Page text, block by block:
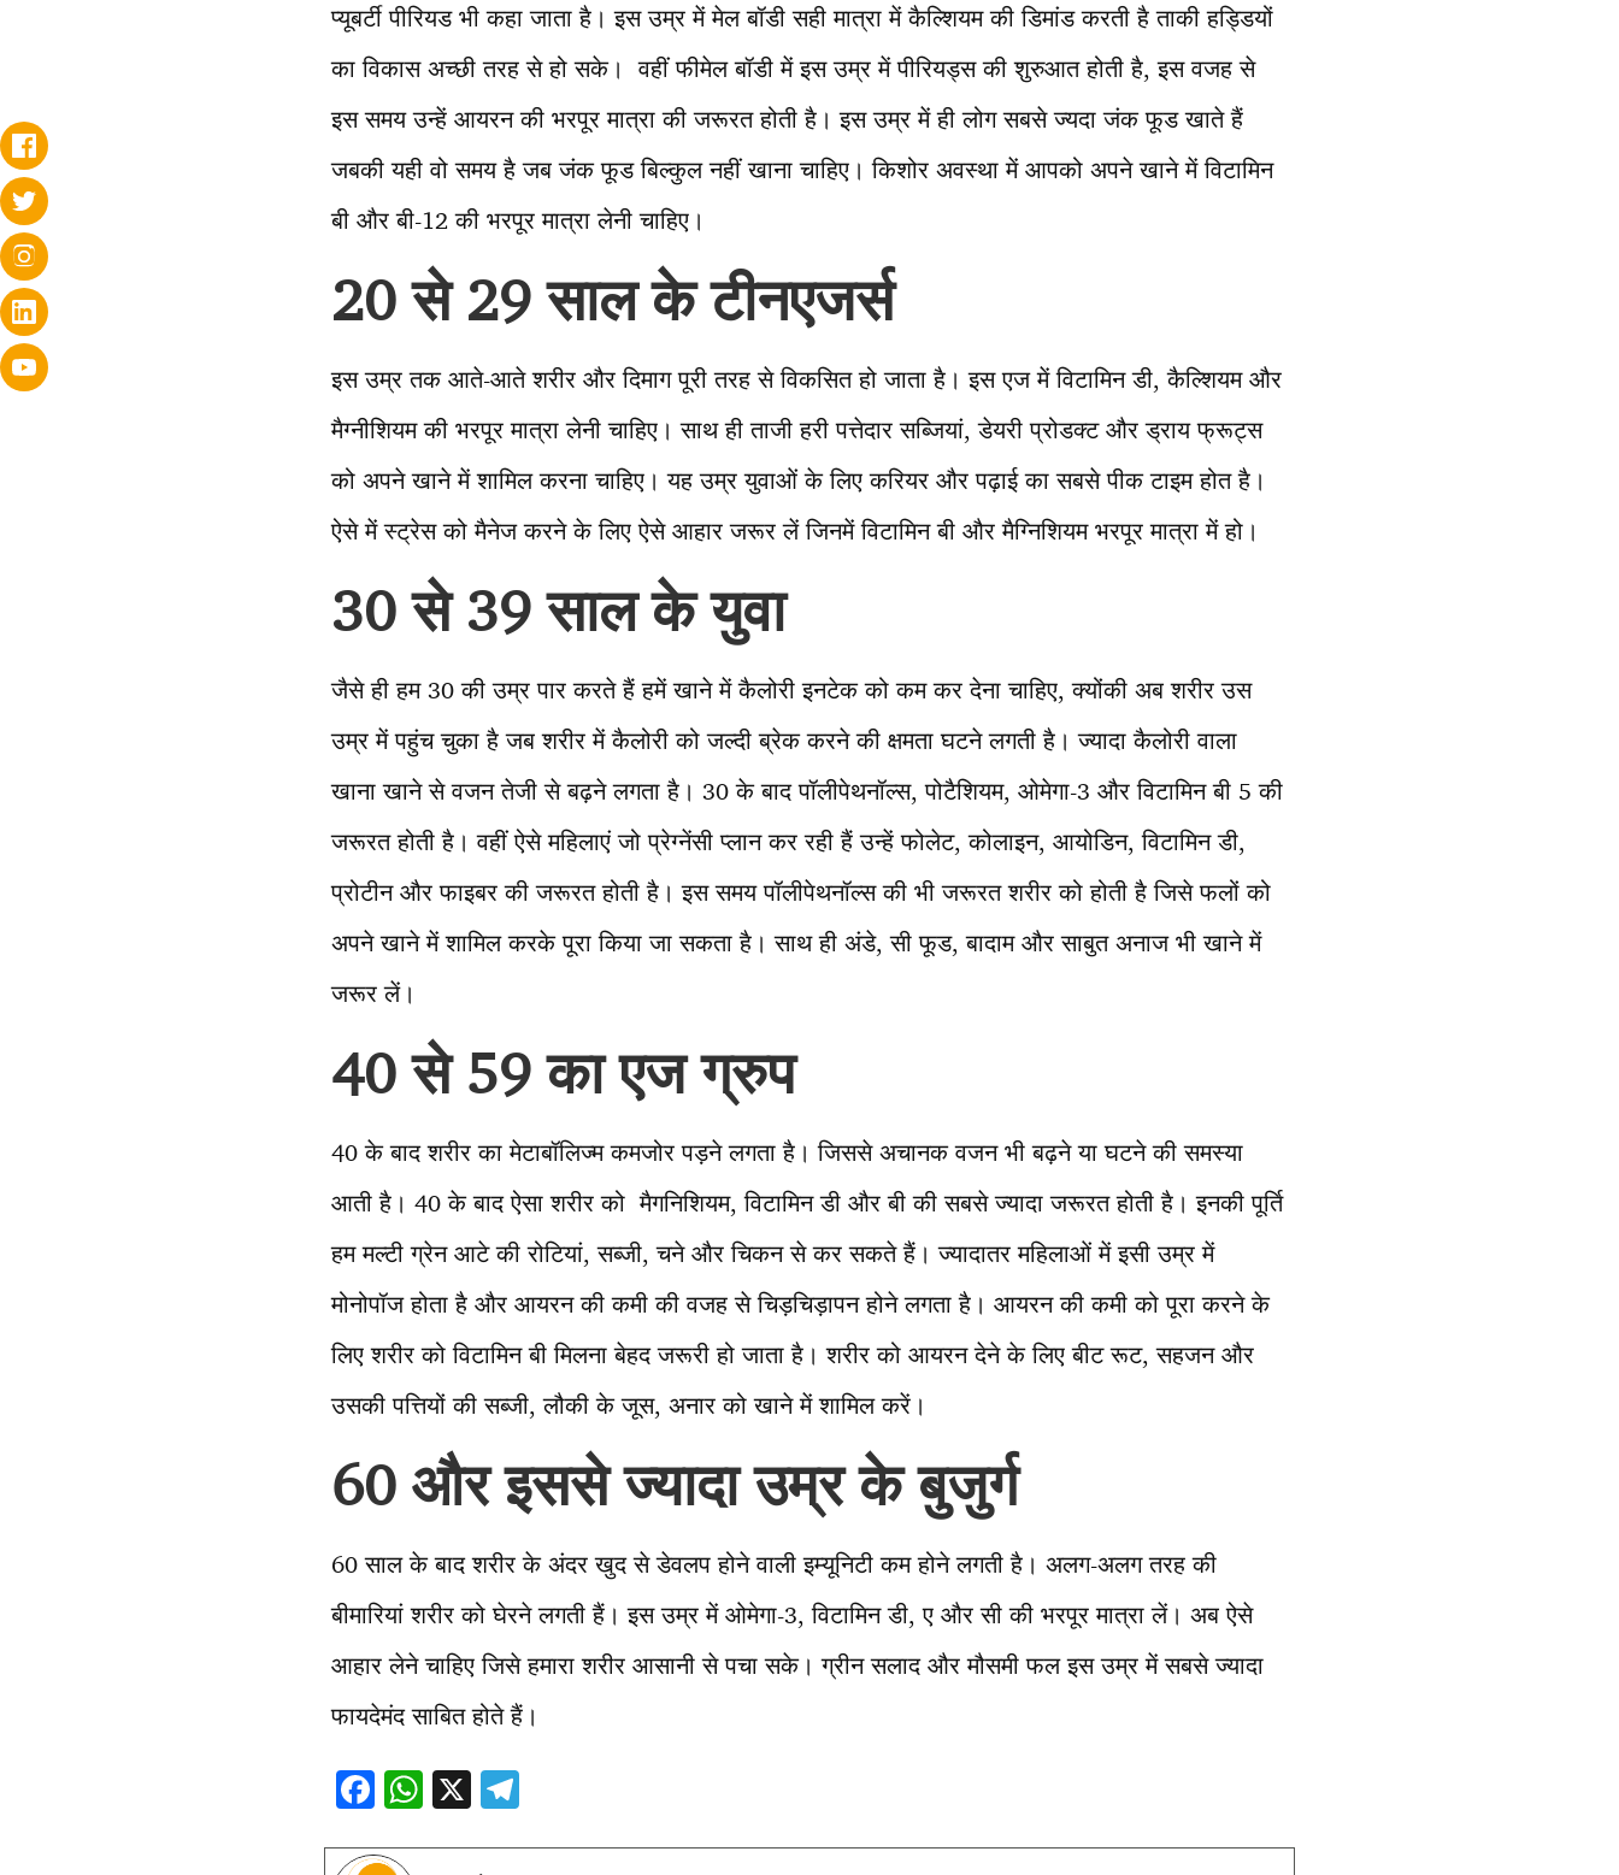
प्यूबर्टी पीरियड भी कहा जाता है। इस उम्र में मेल बॉडी सही मात्रा में कैल्शियम की डिमांड करती है ताकी हड्डियों
का विकास अच्छी तरह से हो सके। वहीं फीमेल बॉडी में इस उम्र में पीरियड्स की शुरुआत होती है, इस वजह से
इस समय उन्हें आयरन की भरपूर मात्रा की जरूरत होती है। इस उम्र में ही लोग सबसे ज्यदा जंक फूड खाते हैं
जबकी यही वो समय है जब जंक फूड बिल्कुल नहीं खाना चाहिए। किशोर अवस्था में आपको अपने खाने में विटामिन
बी और बी-12 की भरपूर मात्रा लेनी चाहिए।
20 से 29 साल के टीनएजर्स
इस उम्र तक आते-आते शरीर और दिमाग पूरी तरह से विकसित हो जाता है। इस एज में विटामिन डी, कैल्शियम और
मैग्नीशियम की भरपूर मात्रा लेनी चाहिए। साथ ही ताजी हरी पत्तेदार सब्जियां, डेयरी प्रोडक्ट और ड्राय फ्रूट्स
को अपने खाने में शामिल करना चाहिए। यह उम्र युवाओं के लिए करियर और पढ़ाई का सबसे पीक टाइम होत है।
ऐसे में स्ट्रेस को मैनेज करने के लिए ऐसे आहार जरूर लें जिनमें विटामिन बी और मैग्निशियम भरपूर मात्रा में हो।
30 से 39 साल के युवा
जैसे ही हम 30 की उम्र पार करते हैं हमें खाने में कैलोरी इनटेक को कम कर देना चाहिए, क्योंकी अब शरीर उस
उम्र में पहुंच चुका है जब शरीर में कैलोरी को जल्दी ब्रेक करने की क्षमता घटने लगती है। ज्यादा कैलोरी वाला
खाना खाने से वजन तेजी से बढ़ने लगता है। 30 के बाद पॉलीपेथनॉल्स, पोटैशियम, ओमेगा-3 और विटामिन बी 5 की
जरूरत होती है। वहीं ऐसे महिलाएं जो प्रेग्नेंसी प्लान कर रही हैं उन्हें फोलेट, कोलाइन, आयोडिन, विटामिन डी,
प्रोटीन और फाइबर की जरूरत होती है। इस समय पॉलीपेथनॉल्स की भी जरूरत शरीर को होती है जिसे फलों को
अपने खाने में शामिल करके पूरा किया जा सकता है। साथ ही अंडे, सी फूड, बादाम और साबुत अनाज भी खाने में
जरूर लें।
40 से 59 का एज ग्रुप
40 के बाद शरीर का मेटाबॉलिज्म कमजोर पड़ने लगता है। जिससे अचानक वजन भी बढ़ने या घटने की समस्या
आती है। 40 के बाद ऐसा शरीर को मैगनिशियम, विटामिन डी और बी की सबसे ज्यादा जरूरत होती है। इनकी पूर्ति
हम मल्टी ग्रेन आटे की रोटियां, सब्जी, चने और चिकन से कर सकते हैं। ज्यादातर महिलाओं में इसी उम्र में
मोनोपॉज होता है और आयरन की कमी की वजह से चिड़चिड़ापन होने लगता है। आयरन की कमी को पूरा करने के
लिए शरीर को विटामिन बी मिलना बेहद जरूरी हो जाता है। शरीर को आयरन देने के लिए बीट रूट, सहजन और
उसकी पत्तियों की सब्जी, लौकी के जूस, अनार को खाने में शामिल करें।
60 और इससे ज्यादा उम्र के बुजुर्ग
60 साल के बाद शरीर के अंदर खुद से डेवलप होने वाली इम्यूनिटी कम होने लगती है। अलग-अलग तरह की
बीमारियां शरीर को घेरने लगती हैं। इस उम्र में ओमेगा-3, विटामिन डी, ए और सी की भरपूर मात्रा लें। अब ऐसे
आहार लेने चाहिए जिसे हमारा शरीर आसानी से पचा सके। ग्रीन सलाद और मौसमी फल इस उम्र में सबसे ज्यादा
फायदेमंद साबित होते हैं।
F W X T